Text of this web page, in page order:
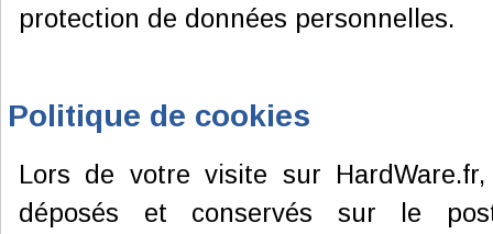
protection de données personnelles.
Politique de cookies
Lors de votre visite sur
déposés et conservés sur le